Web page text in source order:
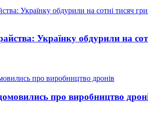
Українку обдурили на
про виробництво